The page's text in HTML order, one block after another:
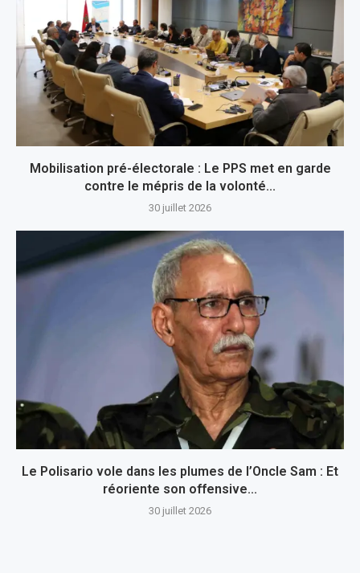
Mobilisation pré-électorale : Le PPS met en garde
contre le mépris de la volonté...
30 juillet 2026
Le Polisario vole dans les plumes de l’Oncle Sam : Et
réoriente son offensive...
30 juillet 2026